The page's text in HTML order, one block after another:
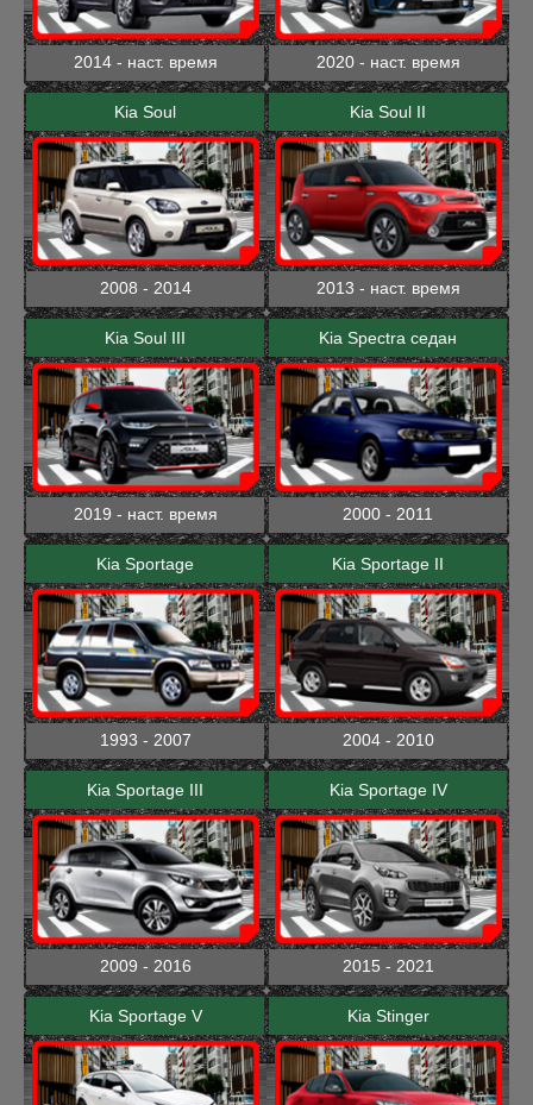
2014 - наст. время 2020 - наст. время
Kia Soul
2008 - 2014
Kia Soul II
2013 - наст. время
Kia Soul III
2019 - наст. время
Kia Spectra седан
2000 - 2011
Kia Sportage
1993 - 2007
Kia Sportage II
2004 - 2010
Kia Sportage III
2009 - 2016
Kia Sportage IV
2015 - 2021
Kia Sportage V Kia Stinger